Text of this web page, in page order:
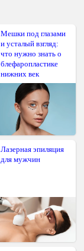
Мешки под глазами
и усталый взгляд:
что нужно знать о
блефаропластике
нижних век
Лазерная эпиляция
для мужчин